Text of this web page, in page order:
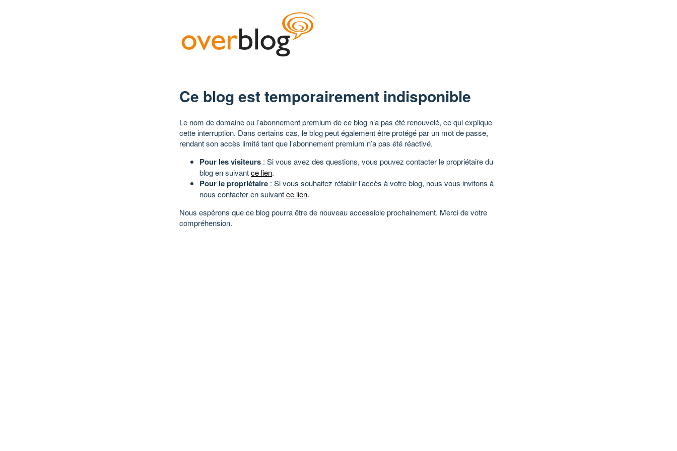
Ce blog est temporairement indisponible
Le nom de domaine ou l’abonnement premium de ce blog n’a pas été renouvelé, ce qui explique
cette interruption. Dans certains cas, le blog peut également être protégé par un mot de passe,
rendant son accès limité tant que l’abonnement premium n’a pas été réactivé.
Pour les visiteurs : Si vous avez des questions, vous pouvez contacter le propriétaire du
blog en suivantce lien.
Pour le propriétaire : Si vous souhaitez rétablir l’accès à votre blog, nous vous invitons à
nous contacter en suivantce lien.
Nous espérons que ce blog pourra être de nouveau accessible prochainement. Merci de votre
compréhension.